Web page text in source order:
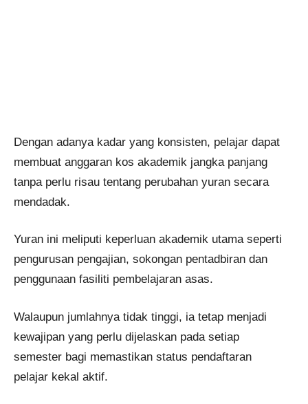
Dengan adanya kadar yang konsisten, pelajar dapat
membuat anggaran kos akademik jangka panjang
tanpa perlu risau tentang perubahan yuran secara
mendadak.
Yuran ini meliputi keperluan akademik utama seperti
pengurusan pengajian, sokongan pentadbiran dan
penggunaan fasiliti pembelajaran asas.
Walaupun jumlahnya tidak tinggi, ia tetap menjadi
kewajipan yang perlu dijelaskan pada setiap
semester bagi memastikan status pendaftaran
pelajar kekal aktif.